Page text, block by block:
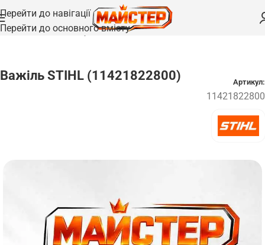
Перейти до навігації
Перейти до основного вмісту
Головна /Запчастини/Рукоятки та важелі
Важіль STIHL (11421822800) Артикул:
11421822800